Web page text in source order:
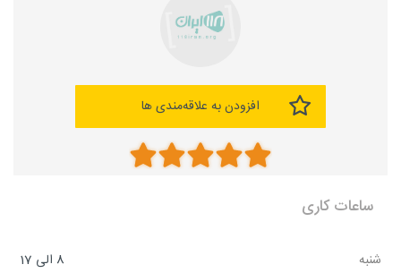
افزودن به علاقه‌مندی ها
ساعات کاری
شنبه
8 الی 17